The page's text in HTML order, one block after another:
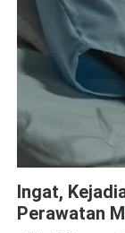
Ingat,
Perawatan